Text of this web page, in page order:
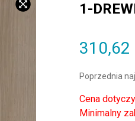
1-
310,62
Poprzednia
Cena
Minimalny